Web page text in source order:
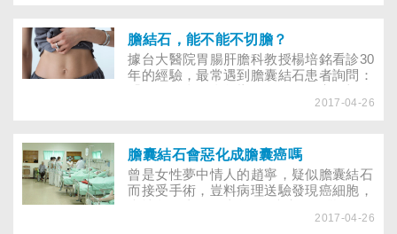
甚至吃生薑利膽，這些偏方能不能信？成
效究竟如何？
膽結石，能不能不切膽？
據台大醫院胃腸肝膽科教授楊培銘看診30
年的經驗，最常遇到膽囊結石患者詢問：
膽囊嗎？」不難想見，病患對於根除結石
2017-04-26
膽囊結石會惡化成膽囊癌嗎
曾是女性夢中情人的趙寧，疑似膽囊結石
而接受手術，豈料病理送驗發現癌細胞，
界......什麼原因令才子等不到稚子長大成
2017-04-26